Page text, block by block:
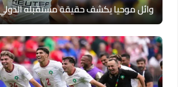
وائل موحيا يكشف حقيقة مستقبله الدولي مع